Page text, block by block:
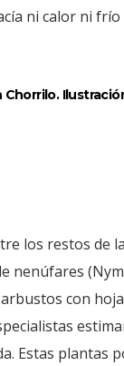
ni calor ni
los restos de
nenúfares
con
Estas plantas